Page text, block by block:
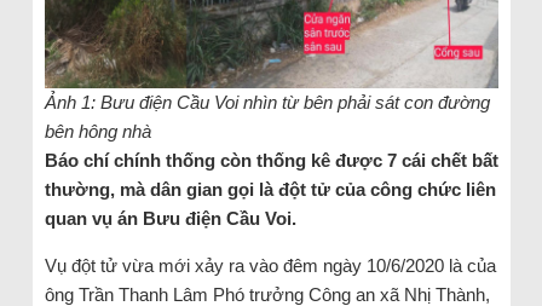
Ảnh 1: Bưu điện Cầu Voi nhìn từ bên phải sát con đường
bên hông nhà
Báo chí chính thống còn thống kê được 7 cái chết bất
thường, mà dân gian gọi là đột tử của công chức liên
quan vụ án Bưu điện Cầu Voi.
Vụ đột tử vừa mới xảy ra vào đêm ngày 10/6/2020 là của
ông Trần Thanh Lâm Phó trưởng Công an xã Nhị Thành,